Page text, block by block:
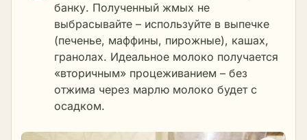
банку. Полученный жмых не
выбрасывайте – используйте в выпечке
(печенье, маффины, пирожные), кашах,
гранолах. Идеальное молоко получается
«вторичным» процеживанием – без
отжима через марлю молоко будет с
осадком.